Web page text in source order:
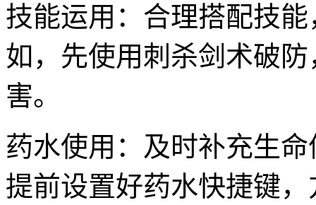
技能运用：合理搭配技
如，先使用刺杀剑术破
害。
药水使用：及时补充生
提前设置好药水快捷键